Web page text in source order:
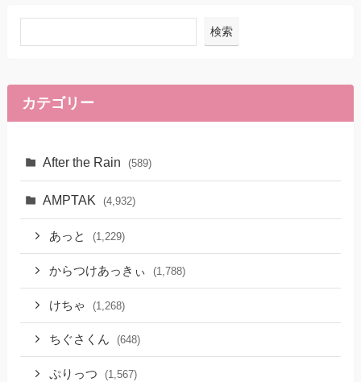
検索
カテゴリー
After the Rain (589)
AMPTAK (4,932)
あっと (1,229)
からつけあっきぃ (1,788)
けちゃ (1,268)
ちぐさくん (648)
ぷりっつ (1,567)